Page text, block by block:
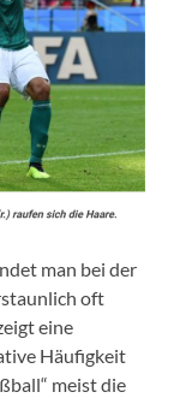
man bei der
oft
eine
Häufigkeit
meist die